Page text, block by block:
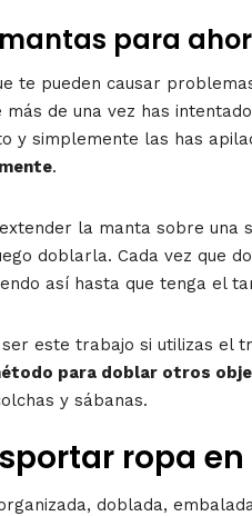
para
te pueden causar
más de una vez has
y simplemente las has
.
la manta sobre una
doblarla. Cada vez que
así hasta que tenga el
este trabajo si utilizas el
para doblar otros
y sábanas.
ropa
doblada,